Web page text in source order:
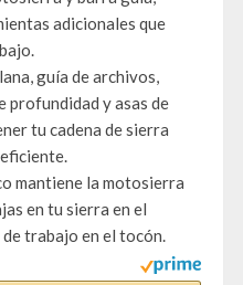
adicionales que
guía de archivos,
profundidad y asas de
tu cadena de sierra
mantiene la motosierra
en tu sierra en el
trabajo en el tocón.